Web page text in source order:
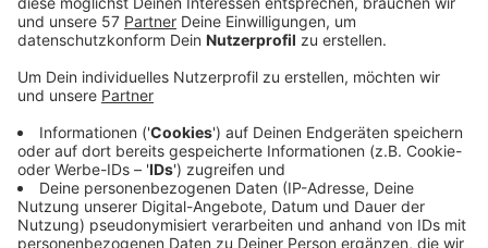
bewerben, zum Beispiel Kitas, Jugendtreffs oder
Vereine. Bewerbungen sind bis zum 23. Oktober
möglich. Im vergangenen Jahr sind bei der Aktion
knapp 2.800 Euro zusammengekommen. Im
vergangenen Jahr ging die Spende an den
Kindergarten "Wuppergarten", der mit dem Geld
eine Kletteranlage angeschafft hat.